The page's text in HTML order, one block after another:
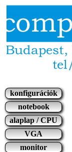
konfigurációk
notebook
alaplap / CPU
VGA
monitor